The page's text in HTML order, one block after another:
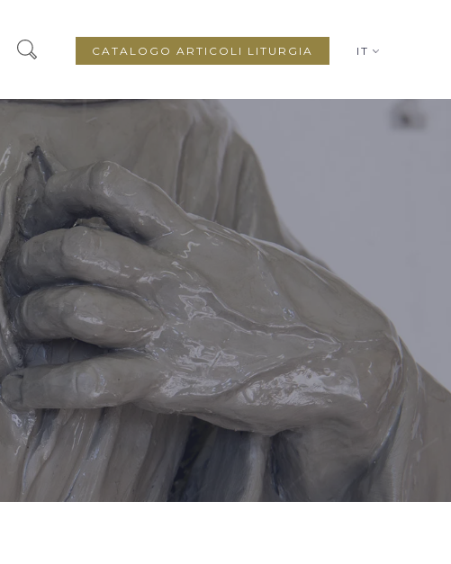
IT
CATALOGO ARTICOLI LITURGIA